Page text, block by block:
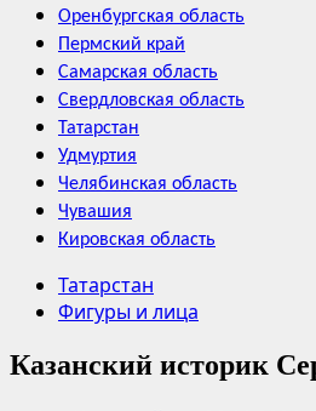
Оренбургская область
Пермский край
Самарская область
Свердловская область
Татарстан
Удмуртия
Челябинская область
Чувашия
Кировская область
Татарстан
Фигуры и лица
Казанский историк